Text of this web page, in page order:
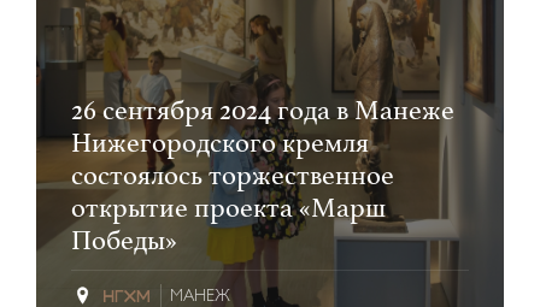
26 сентября 2024 года в Манеже
Нижегородского кремля
состоялось торжественное
открытие проекта «Марш
Победы»
МАНЕЖ